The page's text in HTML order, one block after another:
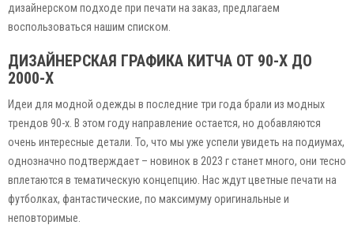
дизайнерском подходе при печати на заказ, предлагаем
воспользоваться нашим списком.
ДИЗАЙНЕРСКАЯ ГРАФИКА КИТЧА ОТ 90-Х ДО
2000-Х
Идеи для модной одежды в последние три года брали из модных
трендов 90-х. В этом году направление остается, но добавляются
очень интересные детали. То, что мы уже успели увидеть на подиумах,
однозначно подтверждает – новинок в 2023 г станет много, они тесно
вплетаются в тематическую концепцию. Нас ждут цветные печати на
футболках, фантастические, по максимуму оригинальные и
неповторимые.